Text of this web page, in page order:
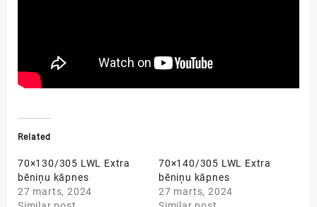
Related
70×130/305 LWL Extra
bēniņu kāpnes
27 marts, 2024
70×140/305 LWL Extra
bēniņu kāpnes
27 marts, 2024